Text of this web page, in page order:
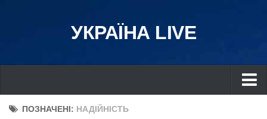
УКРАЇНА LIVE
Україна
ПОЗНАЧЕНІ: НАДІЙНІСТЬ